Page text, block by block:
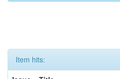
Item hits: